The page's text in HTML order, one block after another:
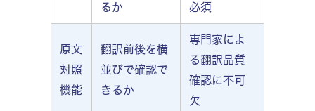
るか
必須
原文
対照
機能
翻訳前後を横
並びで確認で
きるか
専門家によ
る翻訳品質
確認に不可
欠